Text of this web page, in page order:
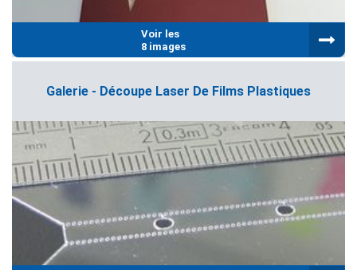
Voir les
8 images
Galerie - Découpe Laser De Films Plastiques